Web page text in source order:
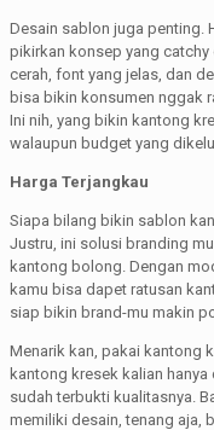
Desain sablon juga penting.
pikirkan konsep yang catchy
cerah, font yang jelas, dan
bisa bikin konsumen nggak
Ini nih, yang bikin kantong
walaupun budget yang
Harga Terjangkau
Siapa bilang bikin sablon
Justru, ini solusi branding
kantong bolong. Dengan
kamu bisa dapet ratusan
siap bikin brand-mu makin
Menarik kan, pakai kantong
kantong kresek kalian hanya
sudah terbukti kualitasnya.
memiliki desain, tenang aja,